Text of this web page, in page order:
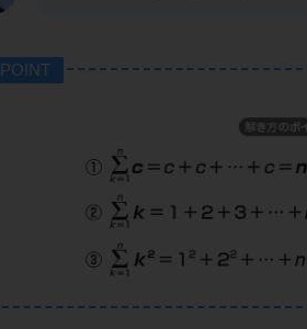
POINT